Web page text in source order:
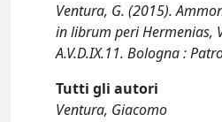
Ventura, G. (2015).
in librum peri Hermenias,
A.V.D.IX.11. Bologna :
Tutti gli autori
Ventura, Giacomo